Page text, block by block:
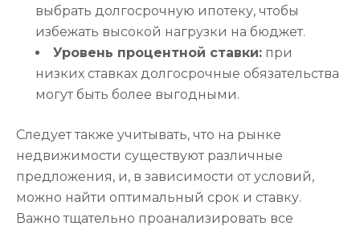
выбрать долгосрочную ипотеку, чтобы
избежать высокой нагрузки на бюджет.
Уровень процентной ставки: при
низких ставках долгосрочные обязательства
могут быть более выгодными.
Следует также учитывать, что на рынке
недвижимости существуют различные
предложения, и, в зависимости от условий,
можно найти оптимальный срок и ставку.
Важно тщательно проанализировать все